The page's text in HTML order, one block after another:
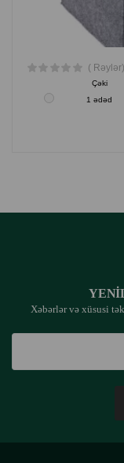
( Rəylər)
Çəki
1 ədəd
Xəbərlər və xüsusi